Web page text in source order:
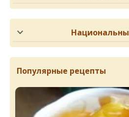
Популярные рецепты